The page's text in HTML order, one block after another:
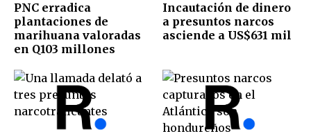
PNC erradica
plantaciones de
marihuana valoradas
en Q103 millones
Incautación de dinero
a presuntos narcos
asciende a US$631 mil